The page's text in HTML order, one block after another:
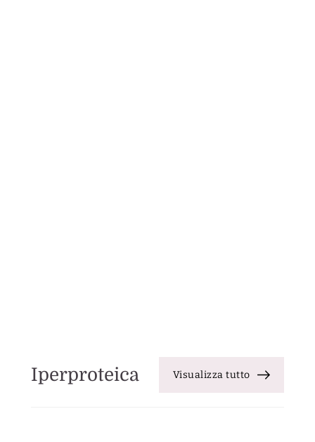
Iperproteica Visualizza tutto